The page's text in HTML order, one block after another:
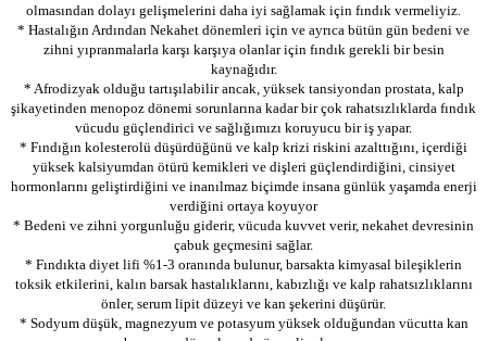
olmasından dolayı gelişmelerini daha iyi sağlamak için fındık vermeliyiz.
* Hastalığın Ardından Nekahet dönemleri için ve ayrıca bütün gün bedeni ve
zihni yıpranmalarla karşı karşıya olanlar için fındık gerekli bir besin
kaynağıdır.
* Afrodizyak olduğu tartışılabilir ancak, yüksek tansiyondan prostata, kalp
şikayetinden menopoz dönemi sorunlarına kadar bir çok rahatsızlıklarda fındık
vücudu güçlendirici ve sağlığımızı koruyucu bir iş yapar.
* Fındığın kolesterolü düşürdüğünü ve kalp krizi riskini azalttığını, içerdiği
yüksek kalsiyumdan ötürü kemikleri ve dişleri güçlendirdiğini, cinsiyet
hormonlarını geliştirdiğini ve inanılmaz biçimde insana günlük yaşamda enerji
verdiğini ortaya koyuyor
* Bedeni ve zihni yorgunluğu giderir, vücuda kuvvet verir, nekahet devresinin
çabuk geçmesini sağlar.
* Fındıkta diyet lifi %1-3 oranında bulunur, barsakta kimyasal bileşiklerin
toksik etkilerini, kalın barsak hastalıklarını, kabızlığı ve kalp rahatsızlıklarını
önler, serum lipit düzeyi ve kan şekerini düşürür.
* Sodyum düşük, magnezyum ve potasyum yüksek olduğundan vücutta kan